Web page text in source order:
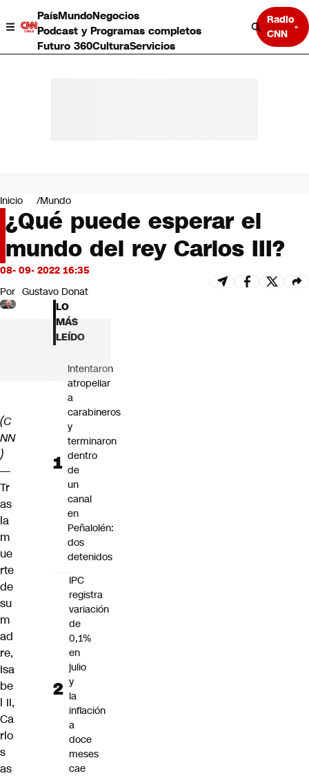
PaísMundoNegocios
Podcast y Programas completos
Futuro 360CulturaServicios
Radio
CNN
Negocios
Deportes
Programas completos
Cultura
Servicios
Bits
CNN Data
CNN tiempo
Futuro 360
Inicio Mundo
¿Qué puede esperar el
mundo del rey Carlos III?
08- 09- 2022 16:35
Por Gustavo Donat
(C
NN
)
—
Tr
as
la
m
ue
rte
de
su
m
ad
re,
Isa
be
l II,
Ca
rlo
s
as
LO
MÁS
LEÍDO
Intentaron
atropellar
a
carabineros
y
terminaron
dentro
de
un
canal
en
Peñalolén:
dos
detenidos
IPC
registra
variación
de
0,1%
en
julio
y
la
inflación
a
doce
meses
cae